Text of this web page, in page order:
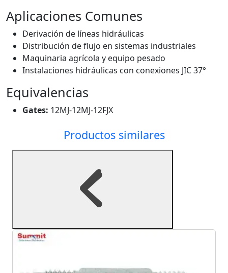
Aplicaciones Comunes
Derivación de líneas hidráulicas
Distribución de flujo en sistemas industriales
Maquinaria agrícola y equipo pesado
Instalaciones hidráulicas con conexiones JIC 37°
Equivalencias
Gates: 12MJ-12MJ-12FJX
Productos similares